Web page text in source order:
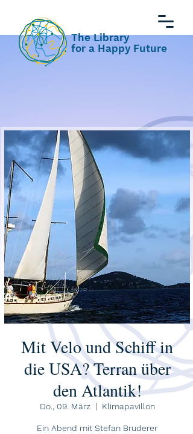
The Library
for a Happy Future
Mit Velo und Schiff in
die USA? Terran über
den Atlantik!
Do., 09. März
  |
Klimapavillon
Ein Abend mit Stefan Bruderer